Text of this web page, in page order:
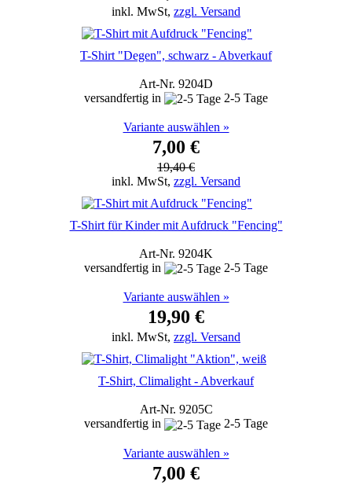
inkl. MwSt, zzgl. Versand
T-Shirt "Degen", schwarz - Abverkauf
Art-Nr. 9204D
versandfertig in
2-5 Tage
Variante auswählen »
7,00 €
19,40 €
inkl. MwSt, zzgl. Versand
T-Shirt für Kinder mit Aufdruck "Fencing"
Art-Nr. 9204K
versandfertig in
2-5 Tage
Variante auswählen »
19,90 €
inkl. MwSt, zzgl. Versand
T-Shirt, Climalight - Abverkauf
Art-Nr. 9205C
versandfertig in
2-5 Tage
Variante auswählen »
7,00 €